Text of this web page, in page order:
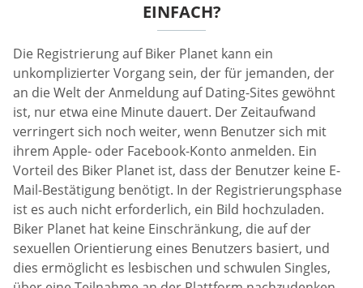
EINFACH?
Die Registrierung auf Biker Planet kann ein
unkomplizierter Vorgang sein, der für jemanden, der
an die Welt der Anmeldung auf Dating-Sites gewöhnt
ist, nur etwa eine Minute dauert. Der Zeitaufwand
verringert sich noch weiter, wenn Benutzer sich mit
ihrem Apple- oder Facebook-Konto anmelden. Ein
Vorteil des Biker Planet ist, dass der Benutzer keine E-
Mail-Bestätigung benötigt. In der Registrierungsphase
ist es auch nicht erforderlich, ein Bild hochzuladen.
Biker Planet hat keine Einschränkung, die auf der
sexuellen Orientierung eines Benutzers basiert, und
dies ermöglicht es lesbischen und schwulen Singles,